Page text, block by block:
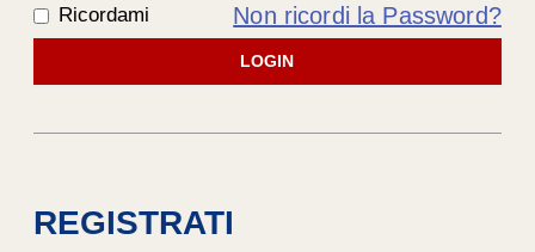
Ricordami Non ricordi la Password?
LOGIN
REGISTRATI